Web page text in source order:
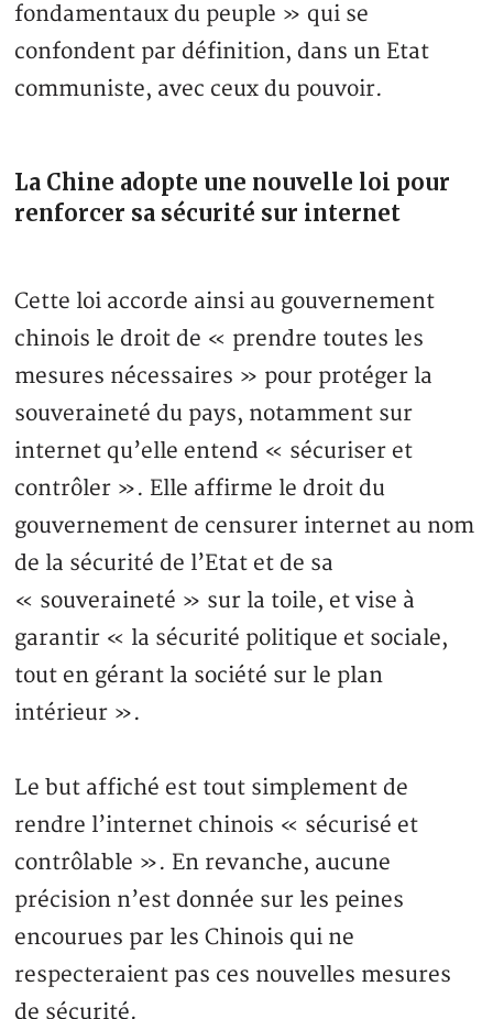
fondamentaux du peuple » qui se
confondent par définition, dans un Etat
communiste, avec ceux du pouvoir.
La Chine adopte une nouvelle loi pour
renforcer sa sécurité sur internet
Cette loi accorde ainsi au gouvernement
chinois le droit de « prendre toutes les
mesures nécessaires » pour protéger la
souveraineté du pays, notamment sur
internet qu’elle entend « sécuriser et
contrôler ». Elle affirme le droit du
gouvernement de censurer internet au nom
de la sécurité de l’Etat et de sa
« souveraineté » sur la toile, et vise à
garantir « la sécurité politique et sociale,
tout en gérant la société sur le plan
intérieur ».
Le but affiché est tout simplement de
rendre l’internet chinois « sécurisé et
contrôlable ». En revanche, aucune
précision n’est donnée sur les peines
encourues par les Chinois qui ne
respecteraient pas ces nouvelles mesures
de sécurité.